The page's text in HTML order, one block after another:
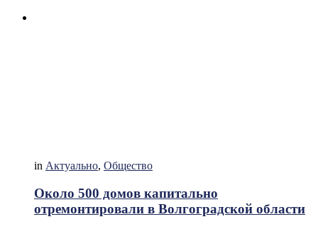
in Актуально, Общество
Около 500 домов капитально
отремонтировали в Волгоградской области